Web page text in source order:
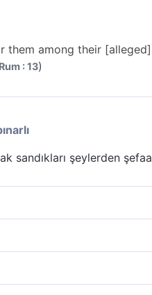
them among their
: 13)
sandıkları şeylerden
kendilerine
kendilerine